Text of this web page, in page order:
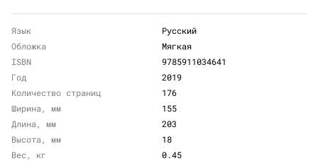
Язык
Русский
Обложка
Мягкая
ISBN
9785911034641
Год
2019
Количество страниц
176
Ширина, мм
155
Длина, мм
203
Высота, мм
18
Вес, кг
0.45